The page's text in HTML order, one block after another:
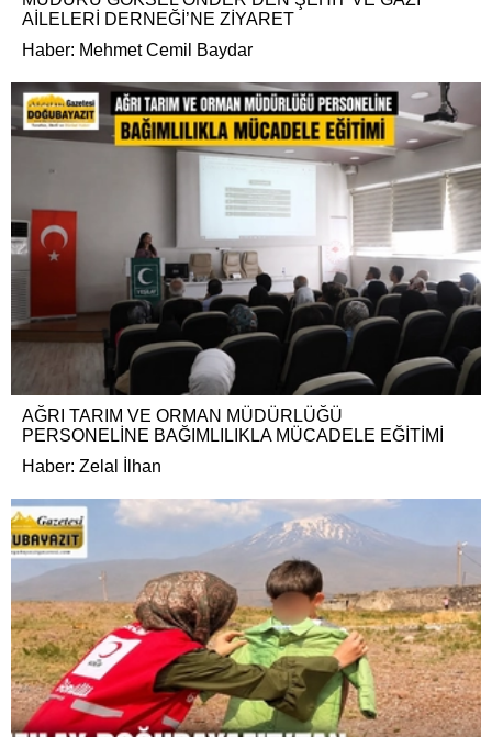
AİLELERİ DERNEĞİ’NE ZİYARET
Haber: Mehmet Cemil Baydar
AĞRI TARIM VE ORMAN MÜDÜRLÜĞÜ
PERSONELİNE BAĞIMLILIKLA MÜCADELE EĞİTİMİ
Haber: Zelal İlhan